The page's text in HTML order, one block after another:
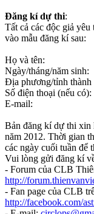
Đăng kí dự thi:
Tất cả các độc giả
vào mẫu đăng kí sau:
Họ và tên:
Ngày/tháng/năm sinh:
Địa phương/tỉnh thành
Số điện thoại (nếu có):
E-mail:
Bản đăng kí dự thi xin
năm 2012. Thời gian
các ngày cuối tuần để
Vui lòng gửi đăng kí
- Forum của CLB
http://
- Fan page của CLB
http://facebook.com/